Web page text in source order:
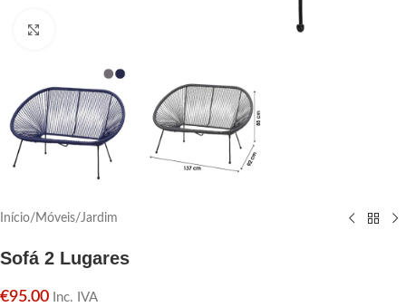
Início/ Móveis/Jardim
Sofá 2 Lugares
€95.00 Inc. IVA